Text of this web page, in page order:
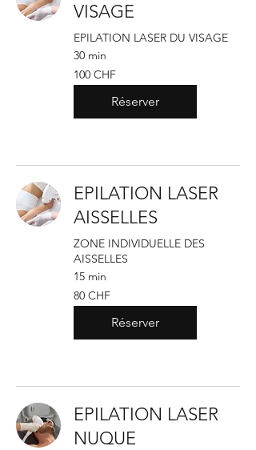
VISAGE
EPILATION LASER DU VISAGE
30 min
100
francs
suisses
100 CHF
Réserver
EPILATION LASER
AISSELLES
ZONE INDIVIDUELLE DES
AISSELLES
15 min
80
francs
suisses
80 CHF
Réserver
EPILATION LASER
NUQUE